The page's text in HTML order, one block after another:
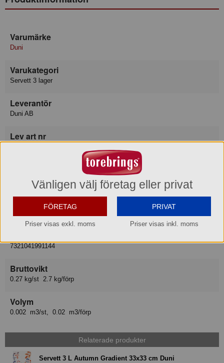
Varumärke
Duni
Varukategori
Servett 3 lager
Leverantör
Duni AB
Lev art nr
7321011991143
EAN hel förp
7321041991144
Bruttovikt
0.27 kg/st 2.7 kg/förp
Volym
0.002 m3/st, 0.02 m3/förp
Relaterade produkter
Servett 3 L Autumn Gradient 33x33 cm Duni
Vänligen välj företag eller privat
FÖRETAG
Priser visas exkl. moms
PRIVAT
Priser visas inkl. moms